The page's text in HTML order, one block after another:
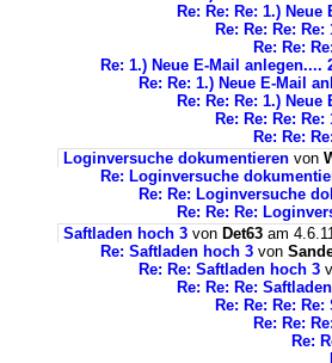
Re: Re: Re: 1.)
Re: Re: Re:
Re: Re:
Re: 1.) Neue E-Mail anlegen....
Re: Re: 1.) Neue E-Mail
Re: Re: Re: 1.)
Re: Re: Re:
Re: Re:
Loginversuche dokumentieren von
Re: Loginversuche
Re: Re: Loginversuche
Re: Re: Re:
Saftladen hoch 3 von Det63 am
Re: Saftladen hoch 3 von
Re: Re: Saftladen hoch 3
Re: Re: Re:
Re: Re: Re:
Re: Re:
Re: